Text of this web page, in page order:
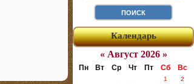
Календарь
« Август 2026 »
Пн Вт Ср Чт Пт Сб Вс
1
2